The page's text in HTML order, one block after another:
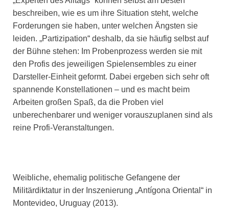
beschreiben, wie es um ihre Situation steht, welche
Forderungen sie haben, unter welchen Ängsten sie
leiden. „Partizipation“ deshalb, da sie häufig selbst auf
der Bühne stehen: Im Probenprozess werden sie mit
den Profis des jeweiligen Spielensembles zu einer
Darsteller-Einheit geformt. Dabei ergeben sich sehr oft
spannende Konstellationen – und es macht beim
Arbeiten großen Spaß, da die Proben viel
unberechenbarer und weniger vorauszuplanen sind als
reine Profi-Veranstaltungen.
Weibliche, ehemalig politische Gefangene der
Militärdiktatur in der Inszenierung „Antígona Oriental“ in
Montevideo, Uruguay (2013).